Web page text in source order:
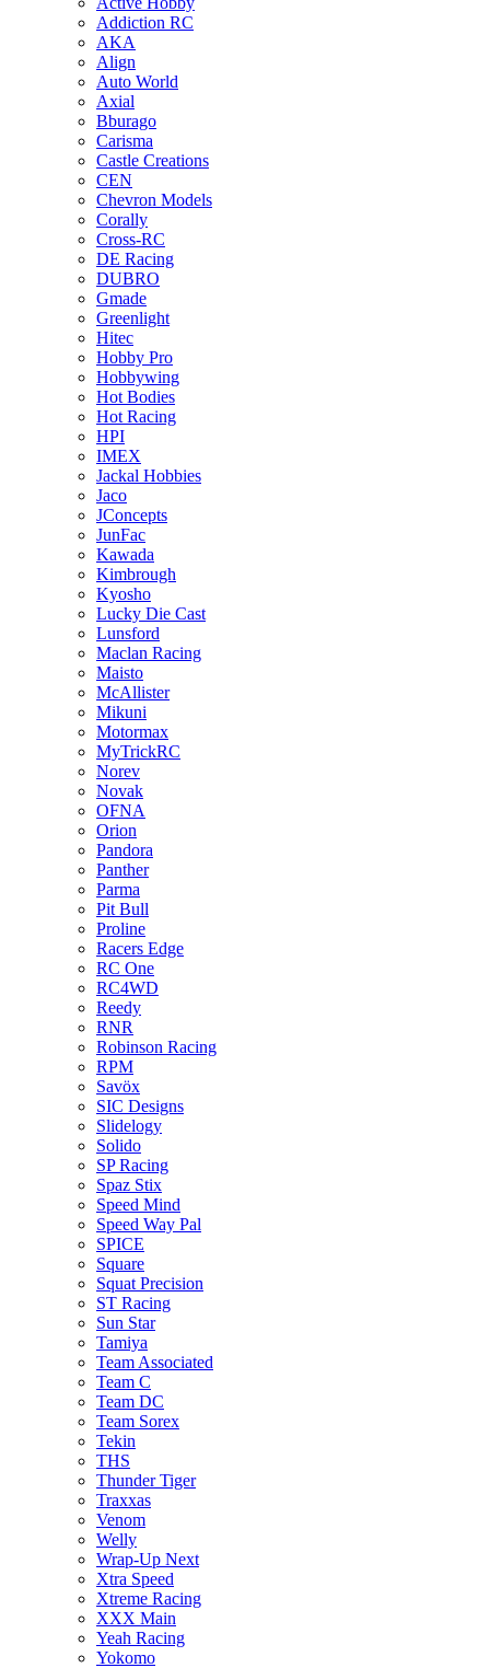
Addiction RC
AKA
Align
Auto World
Axial
Bburago
Carisma
Castle Creations
CEN
Chevron Models
Corally
Cross-RC
DE Racing
DUBRO
Gmade
Greenlight
Hitec
Hobby Pro
Hobbywing
Hot Bodies
Hot Racing
HPI
IMEX
Jackal Hobbies
Jaco
JConcepts
JunFac
Kawada
Kimbrough
Kyosho
Lucky Die Cast
Lunsford
Maclan Racing
Maisto
McAllister
Mikuni
Motormax
MyTrickRC
Norev
Novak
OFNA
Orion
Pandora
Panther
Parma
Pit Bull
Proline
Racers Edge
RC One
RC4WD
Reedy
RNR
Robinson Racing
RPM
Savöx
SIC Designs
Slidelogy
Solido
SP Racing
Spaz Stix
Speed Mind
Speed Way Pal
SPICE
Square
Squat Precision
ST Racing
Sun Star
Tamiya
Team Associated
Team C
Team DC
Team Sorex
Tekin
THS
Thunder Tiger
Traxxas
Venom
Welly
Wrap-Up Next
Xtra Speed
Xtreme Racing
XXX Main
Yeah Racing
Yokomo